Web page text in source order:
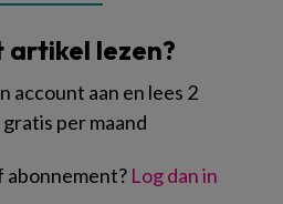
artikel lezen?
account aan en lees 2
per maand
abonnement? Log dan in